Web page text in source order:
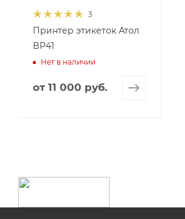
3
Принтер этикеток Атол
BP41
Нет в наличии
от 11 000 руб.